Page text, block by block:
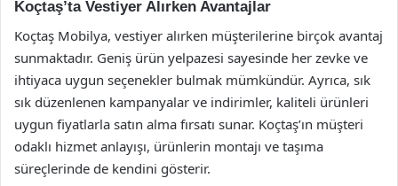
Koçtaş’ta Vestiyer Alırken Avantajlar
Koçtaş Mobilya, vestiyer alırken müşterilerine birçok avantaj
sunmaktadır. Geniş ürün yelpazesi sayesinde her zevke ve
ihtiyaca uygun seçenekler bulmak mümkündür. Ayrıca, sık
sık düzenlenen kampanyalar ve indirimler, kaliteli ürünleri
uygun fiyatlarla satın alma fırsatı sunar. Koçtaş’ın müşteri
odaklı hizmet anlayışı, ürünlerin montajı ve taşıma
süreçlerinde de kendini gösterir.